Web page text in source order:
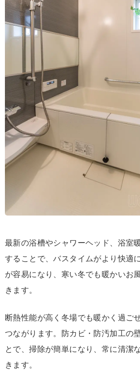
最新の浴槽やシャワーヘッド、浴室
することで、バスタイムがより快適
が容易になり、寒い冬でも暖かいお
きます。
断熱性能が高く冬場でも暖かく過ご
つながります。防カビ・防汚加工の
とで、掃除が簡単になり、常に清潔
きます。